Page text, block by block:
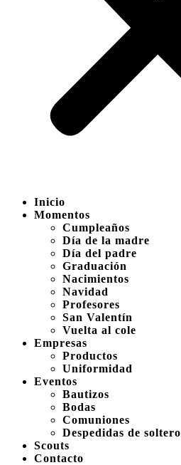
Inicio
Momentos
Cumpleaños
Día de la madre
Día del padre
Graduación
Nacimientos
Navidad
Profesores
San Valentín
Vuelta al cole
Empresas
Productos
Uniformidad
Eventos
Bautizos
Bodas
Comuniones
Despedidas de soltero
Scouts
Contacto